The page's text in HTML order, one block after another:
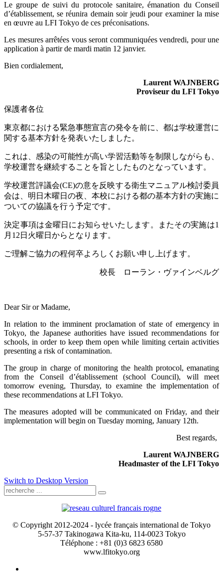
Le groupe de suivi du protocole sanitaire, émanation du Conseil
d’établissement, se réunira demain soir jeudi pour examiner la mise
en œuvre au LFI Tokyo de ces préconisations.
Les mesures arrêtées vous seront communiquées vendredi, pour une
application à partir de mardi matin 12 janvier.
Bien cordialement,
Laurent WAJNBERG
Proviseur du LFI Tokyo
保護者各位
東京都における緊急事態宣言の発令を前に、都は学校運営に
関する基本方針を発表いたしました。
これは、感染の可能性が高い学習活動等を制限しながらも、
学校運営を継続することを旨としたものとなっています。
学校運営評議会(CE)の意を反映する衛生マニュアル検討委員
会は、明日木曜日の夜、本校における都の基本方針の実施に
ついての協議を行う予定です。
決定事項は金曜日にお知らせいたします。またその実施は1
月 12 日火曜日からとなります。
ご理解ご協力の程何卒よろしくお願い申し上げます。
校長 ローラン・ヴァインベルグ
Dear Sir or Madame,
In relation to the imminent proclamation of state of emergency in
Tokyo, the Japanese authorities have issued recommendations for
schools, in order to keep them open while limiting certain activities
presenting a risk of contamination.
The group in charge of monitoring the health protocol, emanating
from the Conseil d’établissement (school Council), will meet
tomorrow evening, Thursday, to examine the implementation of
these recommendations at LFI Tokyo.
The measures adopted will be communicated on Friday, and their
implementation will begin on Tuesday morning, January 12th.
Best regards,
Laurent WAJNBERG
Headmaster of the LFI Tokyo
Switch to Desktop Version
© Copyright 2012-2024 - lycée français international de Tokyo
5-57-37 Takinogawa Kita-ku, 114-0023 Tokyo
Téléphone : +81 (0)3 6823 6580
www.lfitokyo.org